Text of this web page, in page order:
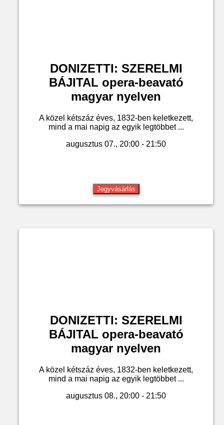
DONIZETTI: SZERELMI
BÁJITAL opera-beavató
magyar nyelven
A közel kétszáz éves, 1832-ben keletkezett,
mind a mai napig az egyik legtöbbet ...
augusztus 07., 20:00 - 21:50
Jegyvásárlás
DONIZETTI: SZERELMI
BÁJITAL opera-beavató
magyar nyelven
A közel kétszáz éves, 1832-ben keletkezett,
mind a mai napig az egyik legtöbbet ...
augusztus 08., 20:00 - 21:50